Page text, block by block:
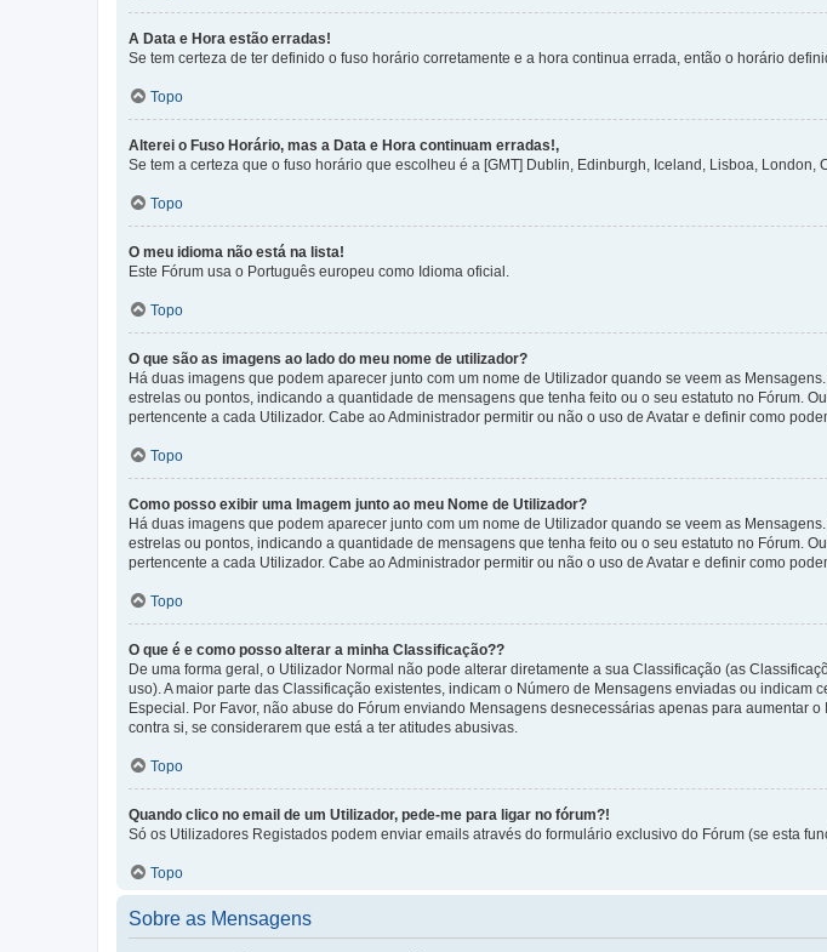
A Data e Hora estão erradas!
Se tem certeza de ter definido o fuso horário corretamente e a hora continua errada, então o horário
Topo
Alterei o Fuso Horário, mas a Data e Hora continuam erradas!,
Se tem a certeza que o fuso horário que escolheu é a [GMT] Dublin, Edinburgh, Iceland, Lisboa,
Topo
O meu idioma não está na lista!
Este Fórum usa o Português europeu como Idioma oficial.
Topo
O que são as imagens ao lado do meu nome de utilizador?
Há duas imagens que podem aparecer junto com um nome de Utilizador quando se veem as
estrelas ou pontos, indicando a quantidade de mensagens que tenha feito ou o seu estatuto no Fórum.
pertencente a cada Utilizador. Cabe ao Administrador permitir ou não o uso de Avatar e definir como
Topo
Como posso exibir uma Imagem junto ao meu Nome de Utilizador?
Há duas imagens que podem aparecer junto com um nome de Utilizador quando se veem as
estrelas ou pontos, indicando a quantidade de mensagens que tenha feito ou o seu estatuto no Fórum.
pertencente a cada Utilizador. Cabe ao Administrador permitir ou não o uso de Avatar e definir como
Topo
O que é e como posso alterar a minha Classificação??
De uma forma geral, o Utilizador Normal não pode alterar diretamente a sua Classificação (as
uso). A maior parte das Classificação existentes, indicam o Número de Mensagens enviadas ou
Especial. Por Favor, não abuse do Fórum enviando Mensagens desnecessárias apenas para
contra si, se considerarem que está a ter atitudes abusivas.
Topo
Quando clico no email de um Utilizador, pede-me para ligar no fórum?!
Só os Utilizadores Registados podem enviar emails através do formulário exclusivo do Fórum (se esta
Topo
Sobre as Mensagens